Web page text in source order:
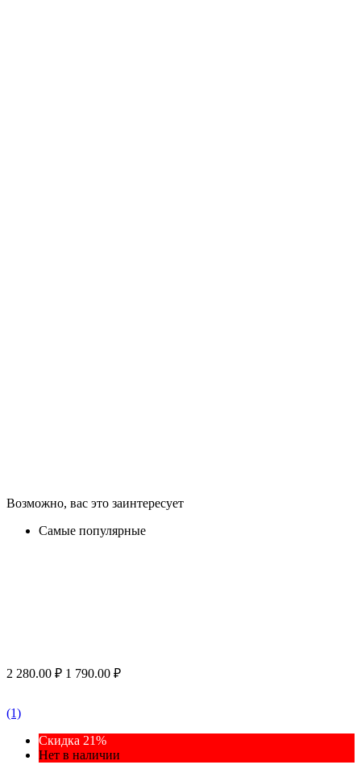
Возможно, вас это заинтересует
Самые популярные
2 280.00 ₽ 1 790.00 ₽
(1)
Скидка 21%
Нет в наличии